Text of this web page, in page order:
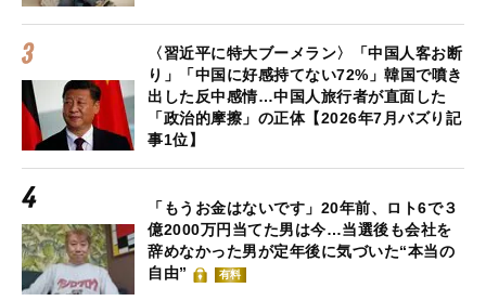
〈習近平に特大ブーメラン〉「中国人客お断
り」「中国に好感持てない72%」韓国で噴き
出した反中感情…中国人旅行者が直面した
「政治的摩擦」の正体【2026年7月バズり記
事1位】
「もうお金はないです」20年前、ロト6で３
億2000万円当てた男は今…当選後も会社を
辞めなかった男が定年後に気づいた“本当の
自由”
有料